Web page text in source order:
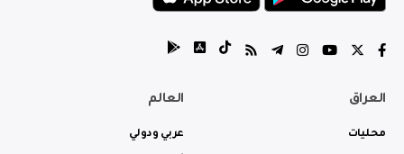
العراق
محليات
العالم
عربي ودولي